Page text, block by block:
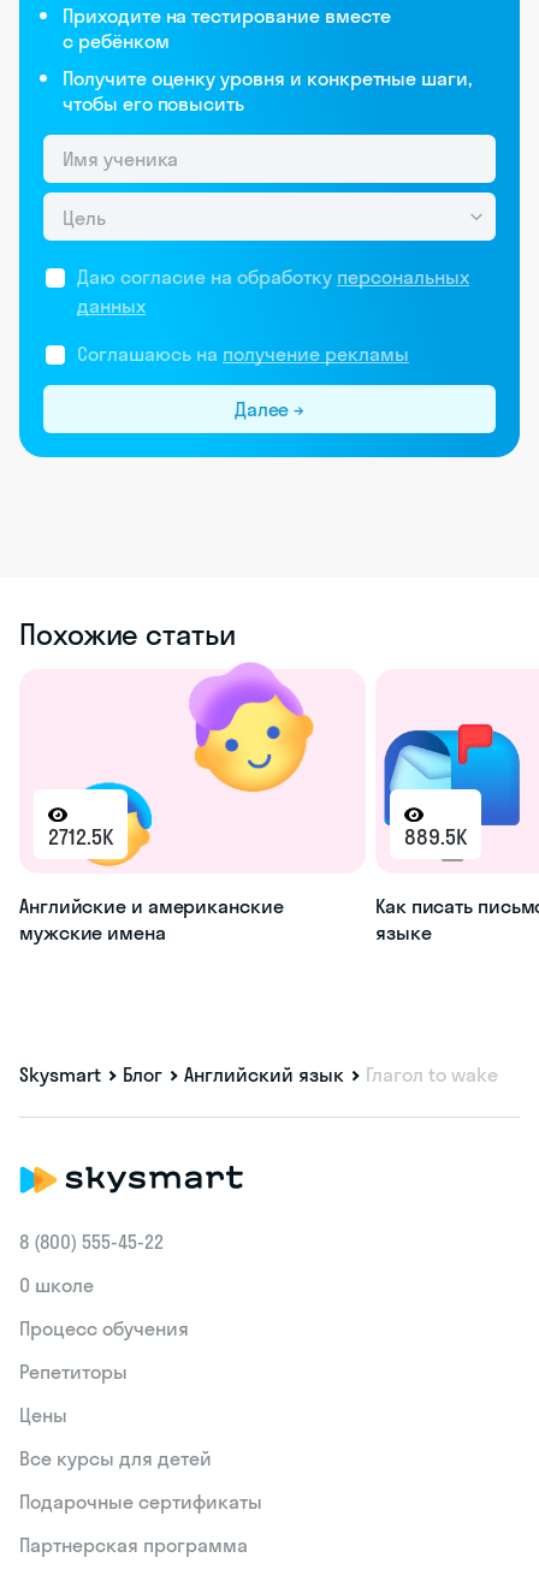
Приходите на тестирование вместе
с ребёнком
Получите оценку уровня и конкретные шаги,
чтобы его повысить
Цель
Даю согласие на обработку персональных
данных
Соглашаюсь на получение рекламы
Далее →
Похожие статьи
2712.5K
Английские и американские
мужские имена
889.5K
Как писать
языке
Skysmart Блог Английский язык Глагол to wake
8 (800) 555‑45-22
О школе
Процесс обучения
Репетиторы
Цены
Все курсы для детей
Подарочные сертификаты
Партнерская программа